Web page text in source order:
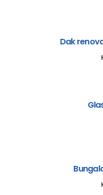
Dak